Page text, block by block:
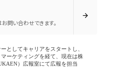
問い合わせできます。
arrow_forward
としてキャリアをスタートし、
ーケティングを経て、現在は株
）広報室にて広報を担当